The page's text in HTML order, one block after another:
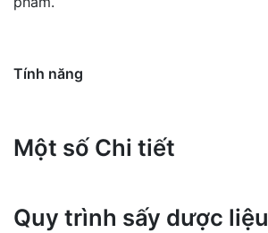
Tính năng
Một số Chi tiết
Quy trình sấy dược liệu